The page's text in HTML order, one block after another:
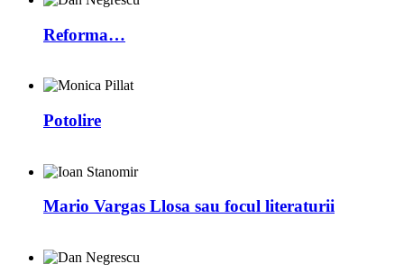
Reforma…
Potolire
Mario Vargas Llosa sau focul literaturii